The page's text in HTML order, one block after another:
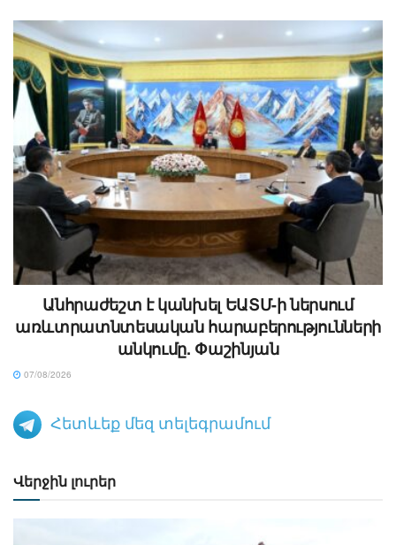
Անհրաժեշտ է կանխել ԵԱՏՄ-ի ներսում
առևտրատնտեսական հարաբերությունների
անկումը. Փաշինյան
07/08/2026
Հետևեք մեզ տելեգրամում
Վերջին լուրեր